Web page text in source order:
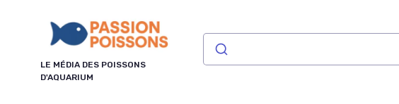
LE MÉDIA DES POISSONS
D'AQUARIUM